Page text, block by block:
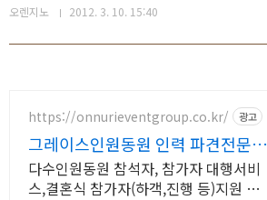
오렌지노 2012. 3. 10. 15:40
https://onnurieventgroup.co.kr/ 광고
그레이스인원동원 인력 파견전문업
체.
다수인원동원 참석자, 참가자 대행서비
스,결혼식 참가자(하객,진행 등)지원 신